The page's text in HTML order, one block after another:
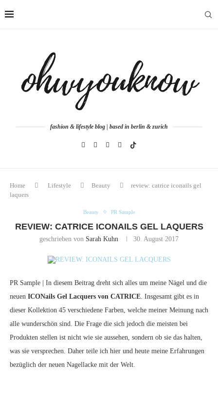
fashion & lifestyle blog | based in berlin & zurich
Home Lifestyle Beauty
review: catrice iconails gel
laquers
Beauty PR Sample
REVIEW: CATRICE ICONAILS GEL LAQUERS
geschrieben von Sarah Kuhn 30. August 2017
PR Sample | In diesem Beitrag dreht sich alles um meine Nägel und die
neuen ICONails Gel Lacquers von CATRICE . Insgesamt gibt es in
dieser Kollektion 45 verschiedene Farben, welche meiner Meinung nach
alle wunderschön sind. Die Frage die sich jedoch die meisten bei
Produkten stellen ist nicht wie sie aussehen, sondern ob sie das halten,
was sie versprechen. Daher teile ich hier und heute meine Erfahrungen
bezüglich der neuen Nagellacke mit der Welt.